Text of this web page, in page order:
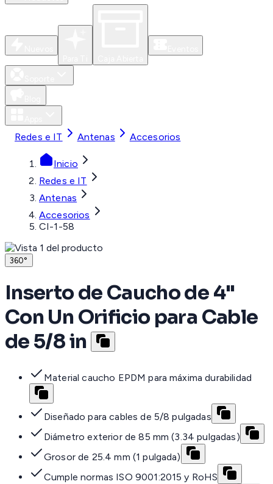
Redes e IT Antenas Accesorios
Inicio
Redes e IT
Antenas
Accesorios
CI-1-58
360°
Inserto de Caucho de 4"
Con Un Orificio para Cable
de 5/8 in
Material caucho EPDM para máxima durabilidad
Diseñado para cables de 5/8 pulgadas
Diámetro exterior de 85 mm (3.34 pulgadas)
Grosor de 25.4 mm (1 pulgada)
Cumple normas ISO 9001:2015 y RoHS